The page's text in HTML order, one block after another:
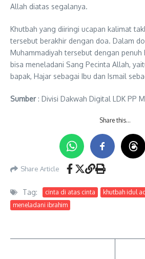
Allah diatas segalanya.
Khutbah yang diiringi ucapan kalimat
tersebut berakhir dengan doa. Dalam
Muhammadiyah tersebut dengan
bisa meneladani Sang Pecinta Allah,
bapak, Hajar sebagai Ibu dan Ismail
Sumber: Divisi Dakwah Digital LDK PP
Share this…
Share Article
Tag: cinta di atas cinta
khutbah idul
meneladani ibrahim